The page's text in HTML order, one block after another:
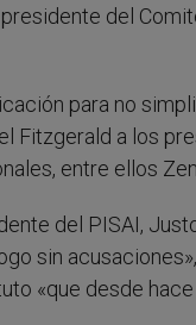
del
para no
a los
entre ellos
del PISAI,
sin
«que desde